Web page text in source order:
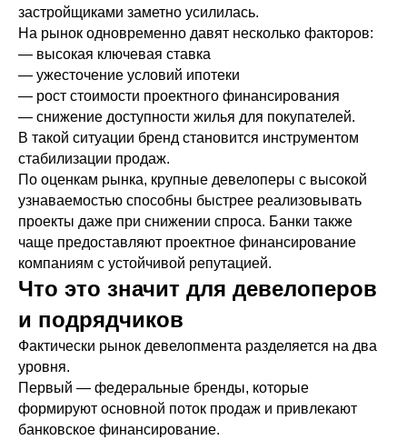
застройщиками заметно усилилась.
На рынок одновременно давят несколько факторов:
— высокая ключевая ставка
— ужесточение условий ипотеки
— рост стоимости проектного финансирования
— снижение доступности жилья для покупателей.
В такой ситуации бренд становится инструментом
стабилизации продаж.
По оценкам рынка, крупные девелоперы с высокой
узнаваемостью способны быстрее реализовывать
проекты даже при снижении спроса. Банки также
чаще предоставляют проектное финансирование
компаниям с устойчивой репутацией.
Что это значит для девелоперов
и подрядчиков
Фактически рынок девелопмента разделяется на два
уровня.
Первый — федеральные бренды, которые
формируют основной поток продаж и привлекают
банковское финансирование.